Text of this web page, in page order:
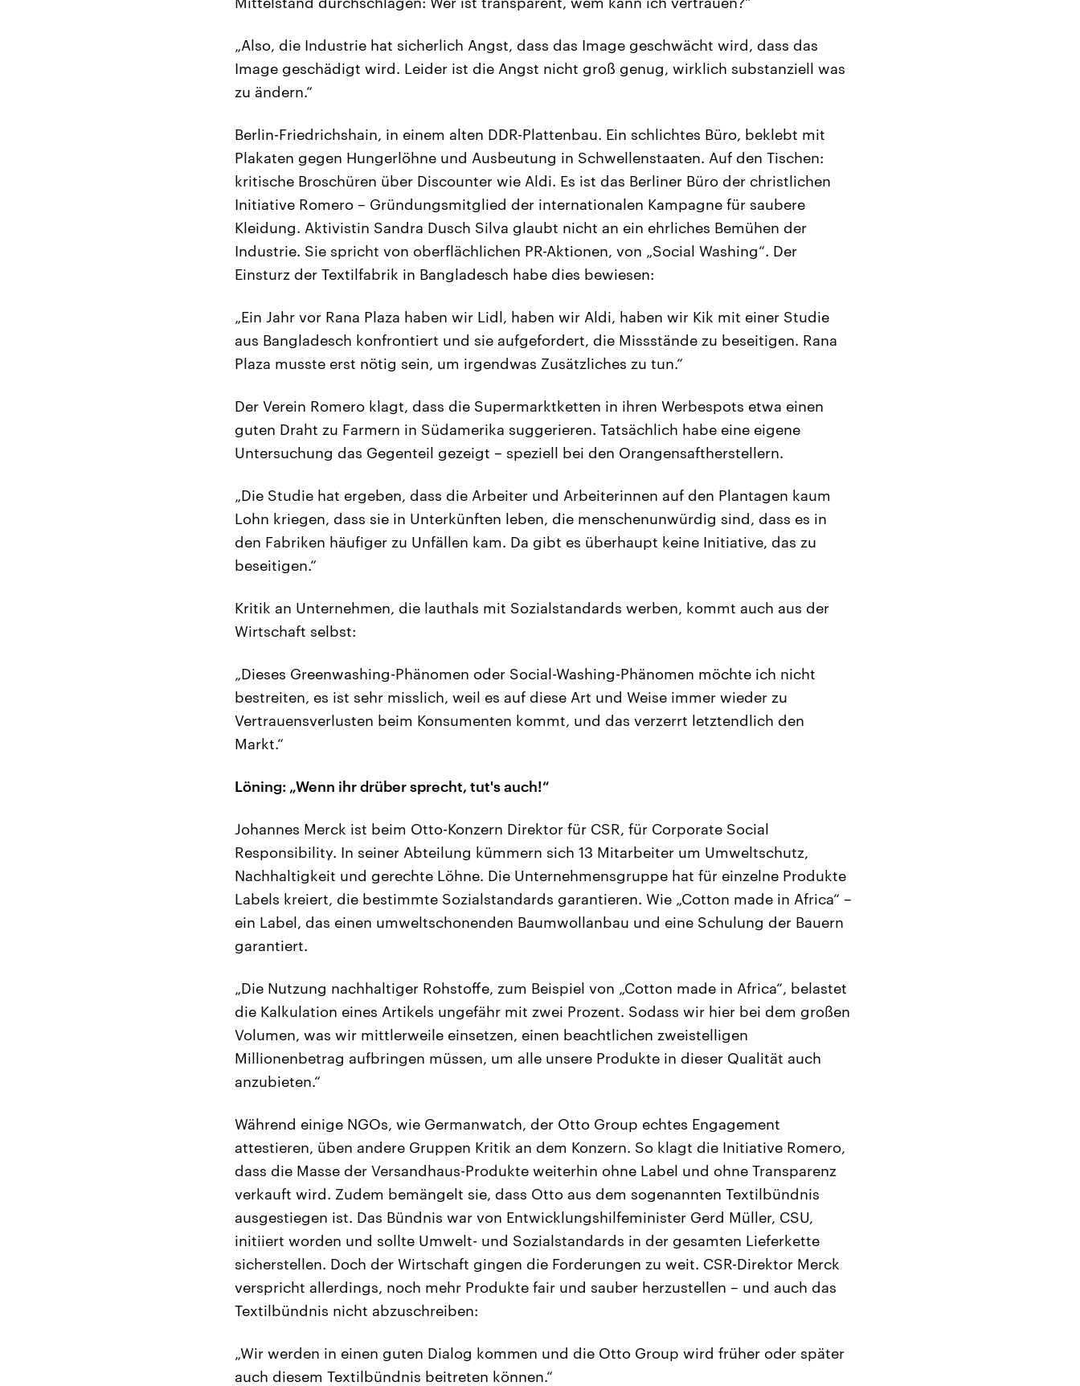
„Also, die Industrie hat sicherlich Angst, dass das Image geschwächt wird, dass das
Image geschädigt wird. Leider ist die Angst nicht groß genug, wirklich substanziell was
zu ändern.“
Berlin-Friedrichshain, in einem alten DDR-Plattenbau. Ein schlichtes Büro, beklebt mit
Plakaten gegen Hungerlöhne und Ausbeutung in Schwellenstaaten. Auf den Tischen:
kritische Broschüren über Discounter wie Aldi. Es ist das Berliner Büro der christlichen
Initiative Romero – Gründungsmitglied der internationalen Kampagne für saubere
Kleidung. Aktivistin Sandra Dusch Silva glaubt nicht an ein ehrliches Bemühen der
Industrie. Sie spricht von oberflächlichen PR-Aktionen, von „Social Washing“. Der
Einsturz der Textilfabrik in Bangladesch habe dies bewiesen:
„Ein Jahr vor Rana Plaza haben wir Lidl, haben wir Aldi, haben wir Kik mit einer Studie
aus Bangladesch konfrontiert und sie aufgefordert, die Missstände zu beseitigen. Rana
Plaza musste erst nötig sein, um irgendwas Zusätzliches zu tun.“
Der Verein Romero klagt, dass die Supermarktketten in ihren Werbespots etwa einen
guten Draht zu Farmern in Südamerika suggerieren. Tatsächlich habe eine eigene
Untersuchung das Gegenteil gezeigt – speziell bei den Orangensaftherstellern.
„Die Studie hat ergeben, dass die Arbeiter und Arbeiterinnen auf den Plantagen kaum
Lohn kriegen, dass sie in Unterkünften leben, die menschenunwürdig sind, dass es in
den Fabriken häufiger zu Unfällen kam. Da gibt es überhaupt keine Initiative, das zu
beseitigen.“
Kritik an Unternehmen, die lauthals mit Sozialstandards werben, kommt auch aus der
Wirtschaft selbst:
„Dieses Greenwashing-Phänomen oder Social-Washing-Phänomen möchte ich nicht
bestreiten, es ist sehr misslich, weil es auf diese Art und Weise immer wieder zu
Vertrauensverlusten beim Konsumenten kommt, und das verzerrt letztendlich den
Markt.“
Löning: „Wenn ihr drüber sprecht, tut's auch!“
Johannes Merck ist beim Otto-Konzern Direktor für CSR, für Corporate Social
Responsibility. In seiner Abteilung kümmern sich 13 Mitarbeiter um Umweltschutz,
Nachhaltigkeit und gerechte Löhne. Die Unternehmensgruppe hat für einzelne Produkte
Labels kreiert, die bestimmte Sozialstandards garantieren. Wie „Cotton made in Africa“ –
ein Label, das einen umweltschonenden Baumwollanbau und eine Schulung der Bauern
garantiert.
„Die Nutzung nachhaltiger Rohstoffe, zum Beispiel von „Cotton made in Africa“, belastet
die Kalkulation eines Artikels ungefähr mit zwei Prozent. Sodass wir hier bei dem großen
Volumen, was wir mittlerweile einsetzen, einen beachtlichen zweistelligen
Millionenbetrag aufbringen müssen, um alle unsere Produkte in dieser Qualität auch
anzubieten.“
Während einige NGOs, wie Germanwatch, der Otto Group echtes Engagement
attestieren, üben andere Gruppen Kritik an dem Konzern. So klagt die Initiative Romero,
dass die Masse der Versandhaus-Produkte weiterhin ohne Label und ohne Transparenz
verkauft wird. Zudem bemängelt sie, dass Otto aus dem sogenannten Textilbündnis
ausgestiegen ist. Das Bündnis war von Entwicklungshilfeminister Gerd Müller, CSU,
initiiert worden und sollte Umwelt- und Sozialstandards in der gesamten Lieferkette
sicherstellen. Doch der Wirtschaft gingen die Forderungen zu weit. CSR-Direktor Merck
verspricht allerdings, noch mehr Produkte fair und sauber herzustellen – und auch das
Textilbündnis nicht abzuschreiben:
„Wir werden in einen guten Dialog kommen und die Otto Group wird früher oder später
auch diesem Textilbündnis beitreten können.“